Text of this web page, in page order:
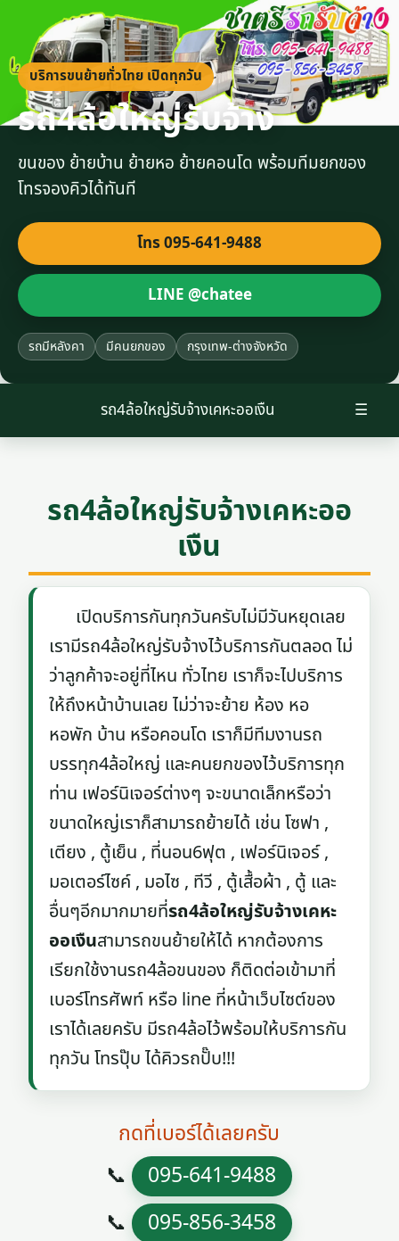
บริการขนย้ายทั่วไทย เปิดทุกวัน
รถ4ล้อใหญ่รับจ้าง
ขนของ ย้ายบ้าน ย้ายหอ ย้ายคอนโด พร้อมทีมยกของ
โทรจองคิวได้ทันที
โทร 095-641-9488
LINE @chatee
รถมีหลังคา มีคนยกของ กรุงเทพ-ต่างจังหวัด
☰
รถ4ล้อใหญ่รับจ้างเคหะออเงืน
รถ4ล้อใหญ่รับจ้างเคหะออ
เงืน
เปิดบริการกันทุกวันครับไม่มีวันหยุดเลย
เรามีรถ4ล้อใหญ่รับจ้างไว้บริการกันตลอด ไม่
ว่าลูกค้าจะอยู่ที่ไหน ทั่วไทย เราก็จะไปบริการ
ให้ถึงหน้าบ้านเลย ไม่ว่าจะย้าย ห้อง หอ
หอพัก บ้าน หรือคอนโด เราก็มีทีมงานรถ
บรรทุก4ล้อใหญ่ และคนยกของไว้บริการทุก
ท่าน เฟอร์นิเจอร์ต่างๆ จะขนาดเล็กหรือว่า
ขนาดใหญ่เราก็สามารถย้ายได้ เช่น โซฟา ,
เตียง , ตู้เย็น , ที่นอน6ฟุต , เฟอร์นิเจอร์ ,
มอเตอร์ไซค์ , มอไซ , ทีวี , ตู้เสื้อผ้า , ตู้ และ
อื่นๆอีกมากมายที่รถ4ล้อใหญ่รับจ้างเคหะ
ออเงืนสามารถขนย้ายให้ได้ หากต้องการ
เรียกใช้งานรถ4ล้อขนของ ก็ติดต่อเข้ามาที่
เบอร์โทรศัพท์ หรือ line ที่หน้าเว็บไซต์ของ
เราได้เลยครับ มีรถ4ล้อไว้พร้อมให้บริการกัน
ทุกวัน โทรปุ๊บ ได้คิวรถปั๊บ!!!
กดที่เบอร์ได้เลยครับ
📞 095-641-9488
📞 095-856-3458